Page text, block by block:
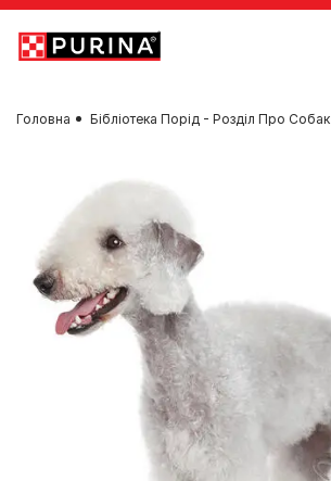
Skip to main content
Головна Бібліотека Порід - Розділ Про Собак